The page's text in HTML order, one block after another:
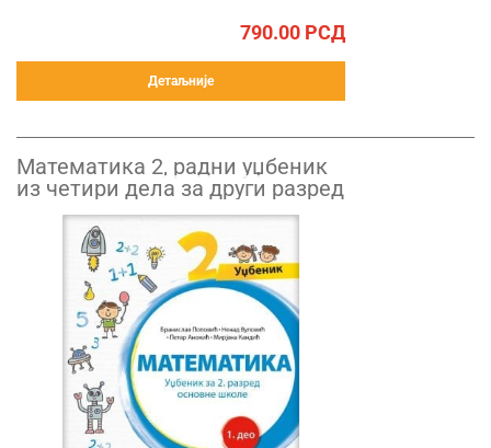
790.00 РСД
Детаљније
Математика 2, радни уџбеник
из четири дела за други разред